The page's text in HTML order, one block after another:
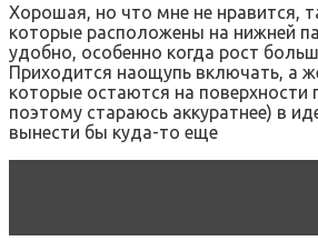
Хорошая, но что мне не нравится,
которые расположены на нижней
удобно, особенно когда рост
Приходится наощупь включать, а
которые остаются на поверхности
поэтому стараюсь аккуратнее) в
вынести бы куда-то еще